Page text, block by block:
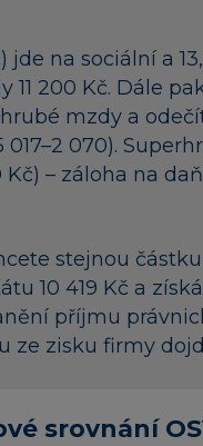
jde na sociální a
11 200 Kč. Dále
mzdy a
017–2 070).
Kč) – záloha na
stejnou
10 419 Kč a
příjmu
ze zisku firmy
srovnání